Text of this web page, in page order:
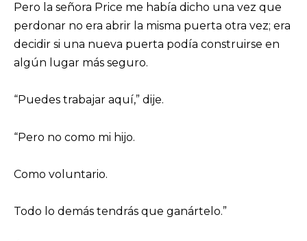
Pero la señora Price me había dicho una vez que
perdonar no era abrir la misma puerta otra vez; era
decidir si una nueva puerta podía construirse en
algún lugar más seguro.
“Puedes trabajar aquí,” dije.
“Pero no como mi hijo.
Como voluntario.
Todo lo demás tendrás que ganártelo.”